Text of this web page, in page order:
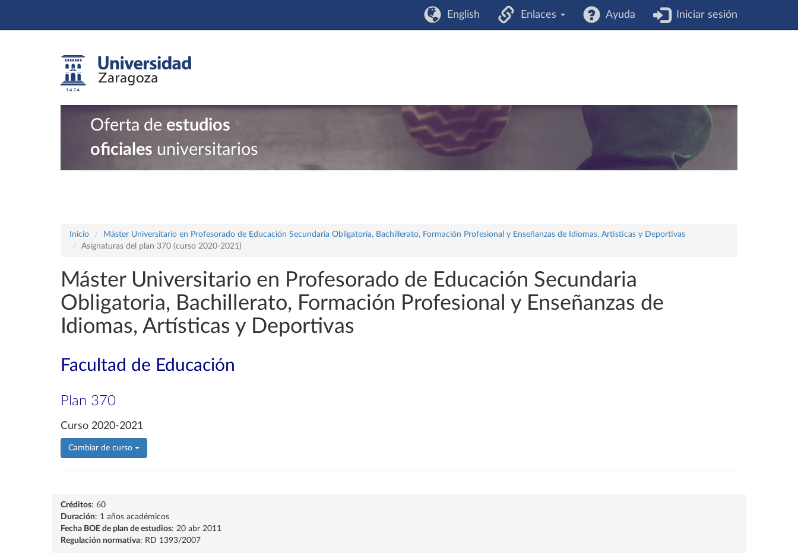
English Enlaces Ayuda Iniciar sesión
Oferta de estudios
oficiales universitarios
Inicio
Máster Universitario en Profesorado de Educación Secundaria Obligatoria, Bachillerato, Formación Profesional y Enseñanzas de Idiomas, Artísticas y Deportivas
Asignaturas del plan 370 (curso 2020-2021)
Máster Universitario en Profesorado de Educación Secundaria
Obligatoria, Bachillerato, Formación Profesional y Enseñanzas de
Idiomas, Artísticas y Deportivas
Facultad de Educación
Plan 370
Curso 2020-2021
Cambiar de curso
Créditos: 60
Duración: 1 años académicos
Fecha BOE de plan de estudios: 20 abr 2011
Regulación normativa: RD 1393/2007